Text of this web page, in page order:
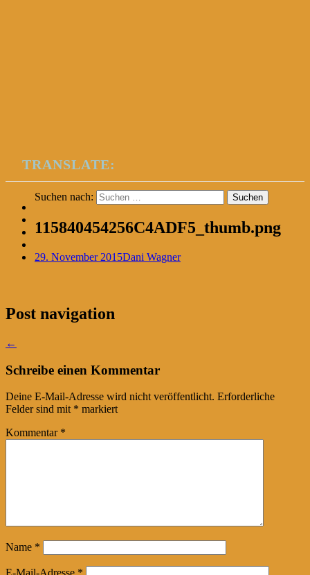
TRANSLATE:
Suchen nach:
115840454256C4ADF5_thumb.png
29. November 2015Dani Wagner
Post navigation
←
Schreibe einen Kommentar
Deine E-Mail-Adresse wird nicht veröffentlicht. Erforderliche
Felder sind mit * markiert
Kommentar *
Name *